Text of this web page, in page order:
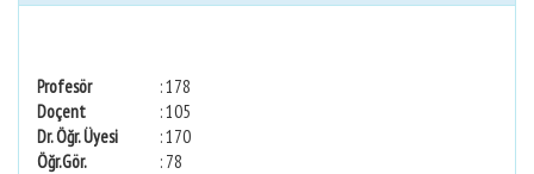
Profesör
: 178
Doçent
: 105
Dr. Öğr. Üyesi
: 170
Öğr.Gör.
: 78